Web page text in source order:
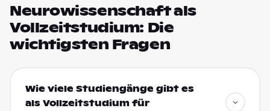
Neurowissenschaft als
Vollzeitstudium: Die
wichtigsten Fragen
Wie viele Studiengänge gibt es
als Vollzeitstudium für